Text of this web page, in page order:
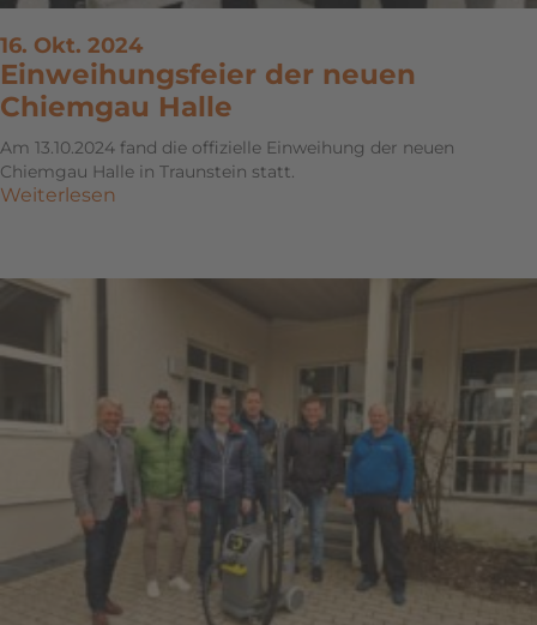
16. Okt. 2024
Einweihungsfeier der neuen
Chiemgau Halle
Am 13.10.2024 fand die offizielle Einweihung der neuen
Chiemgau Halle in Traunstein statt.
Weiterlesen